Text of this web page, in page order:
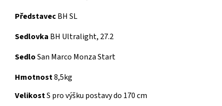
PředstavecBH SL
Sedlovka BH Ultralight, 27.2
SedloSan Marco Monza Start
Hmotnost8,5kg
VelikostS pro výšku postavy do 170 cm